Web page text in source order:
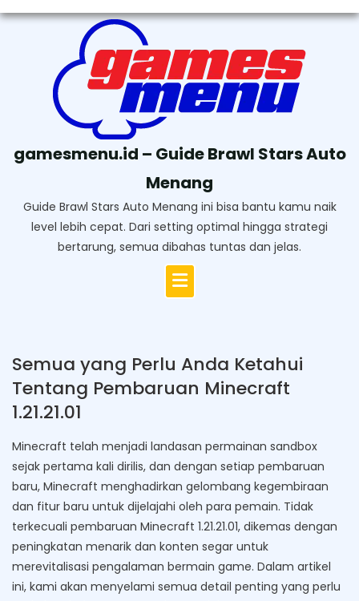
gamesmenu.id – Guide Brawl Stars Auto
Menang
Guide Brawl Stars Auto Menang ini bisa bantu kamu naik
level lebih cepat. Dari setting optimal hingga strategi
bertarung, semua dibahas tuntas dan jelas.
Semua yang Perlu Anda Ketahui
Tentang Pembaruan Minecraft
1.21.21.01
Minecraft telah menjadi landasan permainan sandbox
sejak pertama kali dirilis, dan dengan setiap pembaruan
baru, Minecraft menghadirkan gelombang kegembiraan
dan fitur baru untuk dijelajahi oleh para pemain. Tidak
terkecuali pembaruan Minecraft 1.21.21.01, dikemas dengan
peningkatan menarik dan konten segar untuk
merevitalisasi pengalaman bermain game. Dalam artikel
ini, kami akan menyelami semua detail penting yang perlu